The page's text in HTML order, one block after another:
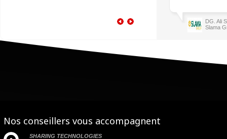
DG. Ali
Slama
Nos conseillers vous accompagnent
SHARING TECHNOLOGIES